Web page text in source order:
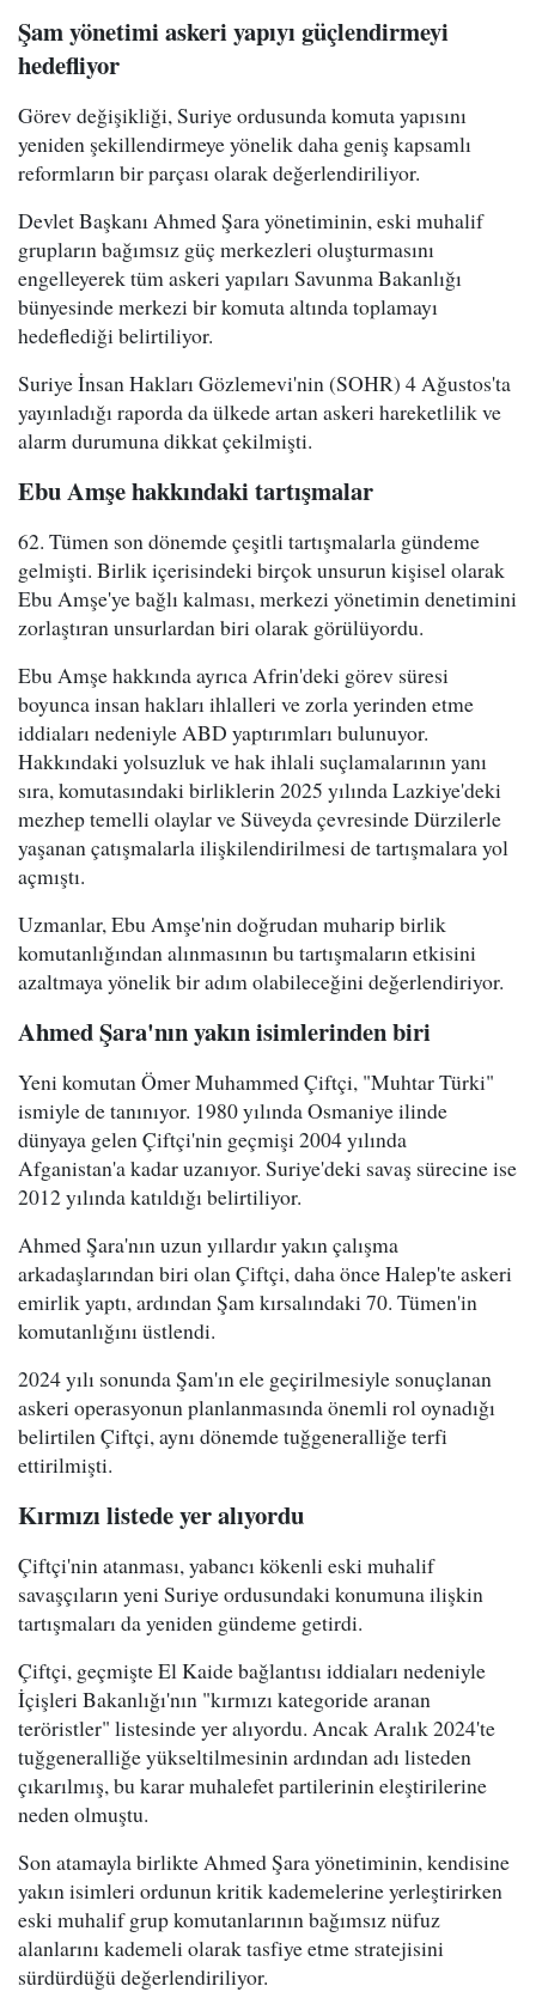
Şam yönetimi askeri yapıyı güçlendirmeyi
hedefliyor
Görev değişikliği, Suriye ordusunda komuta yapısını
yeniden şekillendirmeye yönelik daha geniş kapsamlı
reformların bir parçası olarak değerlendiriliyor.
Devlet Başkanı Ahmed Şara yönetiminin, eski muhalif
grupların bağımsız güç merkezleri oluşturmasını
engelleyerek tüm askeri yapıları Savunma Bakanlığı
bünyesinde merkezi bir komuta altında toplamayı
hedeflediği belirtiliyor.
Suriye İnsan Hakları Gözlemevi'nin (SOHR) 4 Ağustos'ta
yayınladığı raporda da ülkede artan askeri hareketlilik ve
alarm durumuna dikkat çekilmişti.
Ebu Amşe hakkındaki tartışmalar
62. Tümen son dönemde çeşitli tartışmalarla gündeme
gelmişti. Birlik içerisindeki birçok unsurun kişisel olarak
Ebu Amşe'ye bağlı kalması, merkezi yönetimin denetimini
zorlaştıran unsurlardan biri olarak görülüyordu.
Ebu Amşe hakkında ayrıca Afrin'deki görev süresi
boyunca insan hakları ihlalleri ve zorla yerinden etme
iddiaları nedeniyle ABD yaptırımları bulunuyor.
Hakkındaki yolsuzluk ve hak ihlali suçlamalarının yanı
sıra, komutasındaki birliklerin 2025 yılında Lazkiye'deki
mezhep temelli olaylar ve Süveyda çevresinde Dürzilerle
yaşanan çatışmalarla ilişkilendirilmesi de tartışmalara yol
açmıştı.
Uzmanlar, Ebu Amşe'nin doğrudan muharip birlik
komutanlığından alınmasının bu tartışmaların etkisini
azaltmaya yönelik bir adım olabileceğini değerlendiriyor.
Ahmed Şara'nın yakın isimlerinden biri
Yeni komutan Ömer Muhammed Çiftçi, "Muhtar Türki"
ismiyle de tanınıyor. 1980 yılında Osmaniye ilinde
dünyaya gelen Çiftçi'nin geçmişi 2004 yılında
Afganistan'a kadar uzanıyor. Suriye'deki savaş sürecine ise
2012 yılında katıldığı belirtiliyor.
Ahmed Şara'nın uzun yıllardır yakın çalışma
arkadaşlarından biri olan Çiftçi, daha önce Halep'te askeri
emirlik yaptı, ardından Şam kırsalındaki 70. Tümen'in
komutanlığını üstlendi.
2024 yılı sonunda Şam'ın ele geçirilmesiyle sonuçlanan
askeri operasyonun planlanmasında önemli rol oynadığı
belirtilen Çiftçi, aynı dönemde tuğgeneralliğe terfi
ettirilmişti.
Kırmızı listede yer alıyordu
Çiftçi'nin atanması, yabancı kökenli eski muhalif
savaşçıların yeni Suriye ordusundaki konumuna ilişkin
tartışmaları da yeniden gündeme getirdi.
Çiftçi, geçmişte El Kaide bağlantısı iddiaları nedeniyle
İçişleri Bakanlığı'nın "kırmızı kategoride aranan
teröristler" listesinde yer alıyordu. Ancak Aralık 2024'te
tuğgeneralliğe yükseltilmesinin ardından adı listeden
çıkarılmış, bu karar muhalefet partilerinin eleştirilerine
neden olmuştu.
Son atamayla birlikte Ahmed Şara yönetiminin, kendisine
yakın isimleri ordunun kritik kademelerine yerleştirirken
eski muhalif grup komutanlarının bağımsız nüfuz
alanlarını kademeli olarak tasfiye etme stratejisini
sürdürdüğü değerlendiriliyor.